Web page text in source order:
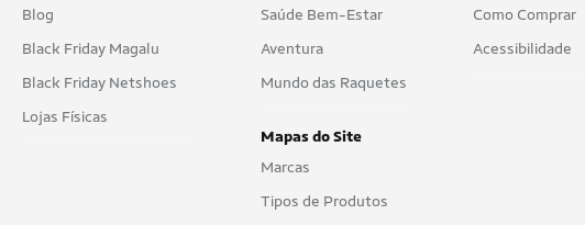
Blog
Black Friday Magalu
Black Friday Netshoes
Lojas Físicas
Saúde Bem-Estar
Aventura
Mundo das Raquetes
Mapas do Site
Marcas
Tipos de Produtos
Como Comprar
Acessibilidade